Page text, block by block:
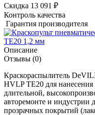
Скидка 13 091 ₽
Контроль качества
Гарантия производителя
Описание
Отзывы (0)
Краскораспылитель
HVLP TE20 для нанесения
длительной,
авторемонте и
прозрачных покрытий